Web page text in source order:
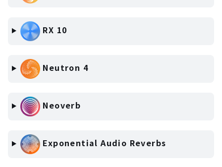
RX 10
Neutron 4
Neoverb
Exponential Audio Reverbs